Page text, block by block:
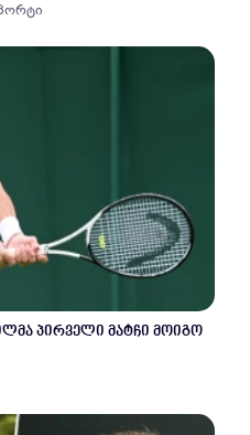
პირველი მატჩი მოიგო